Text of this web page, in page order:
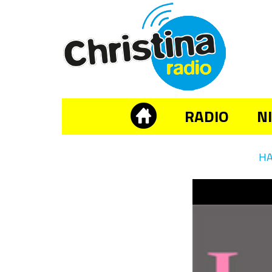
RADIO